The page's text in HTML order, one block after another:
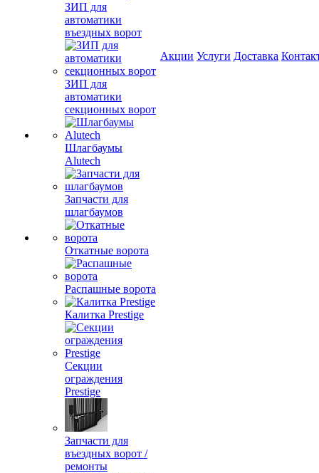
ЗИП для
автоматики
въездных ворот
ЗИП для
автоматики
секционных ворот
Шлагбаумы
Alutech
Запчасти для
шлагбаумов
Откатные ворота
Распашные ворота
Калитка Prestige
Секции
ограждения
Prestige
Запчасти для
въездных ворот /
ремонты
Акции Услуги Доставка